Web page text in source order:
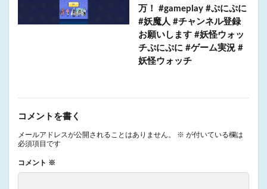
万！ #gameplay #ぷにぷに
#妖魔人 #チャンネル登録
お願いします #妖怪ウォッ
チぷにぷに #ゲーム実況 #
妖怪ウォッチ
コメントを書く
メールアドレスが公開されることはありません。 ※ が付いている欄は
必須項目です
コメント ※